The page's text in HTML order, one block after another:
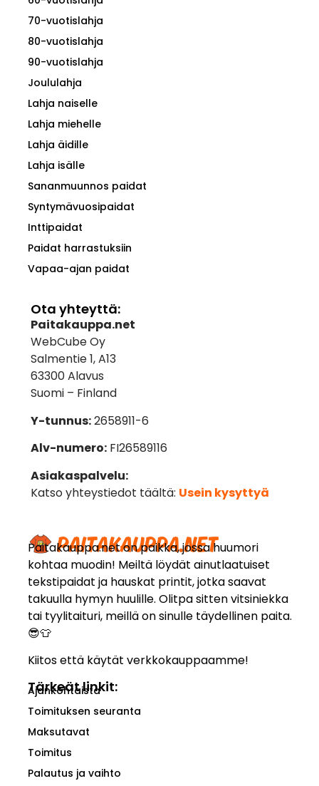
Paitakauppa.net on paikka, jossa huumori
kohtaa muodin! Meiltä löydät ainutlaatuiset
tekstipaidat ja hauskat printit, jotka saavat
takuulla hymyn huulille. Olitpa sitten vitsiniekka
tai tyylitaituri, meillä on sinulle täydellinen paita.
😎👕
Kiitos että käytät verkkokauppaamme!
Tärkeät linkit:
Ajankohtaista
Toimituksen seuranta
Maksutavat
Toimitus
Palautus ja vaihto
70-vuotislahja
80-vuotislahja
90-vuotislahja
Joululahja
Lahja naiselle
Lahja miehelle
Lahja äidille
Lahja isälle
Sananmuunnos paidat
Syntymävuosipaidat
Inttipaidat
Paidat harrastuksiin
Vapaa-ajan paidat
Ota yhteyttä:
Paitakauppa.net
WebCube Oy
Salmentie 1, A13
63300 Alavus
Suomi – Finland
Y-tunnus:2658911-6
Alv-numero:FI26589116
Asiakaspalvelu:
Katso yhteystiedot täältä: Usein kysyttyä